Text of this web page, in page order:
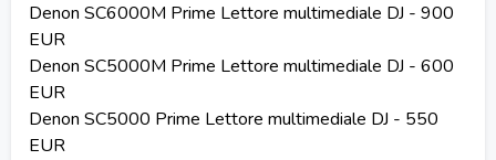
Denon SC6000M Prime Lettore multimediale DJ - 900
EUR
Denon SC5000M Prime Lettore multimediale DJ - 600
EUR
Denon SC5000 Prime Lettore multimediale DJ - 550
EUR